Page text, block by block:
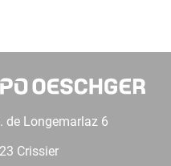
de Longemarlaz 6
Crissier